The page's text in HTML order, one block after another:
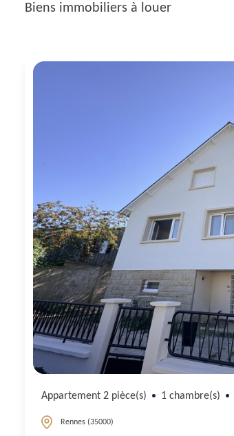
Biens immobiliers à louer
Appartement 2 pièce(s) 1 chambre(s)
Rennes (35000)